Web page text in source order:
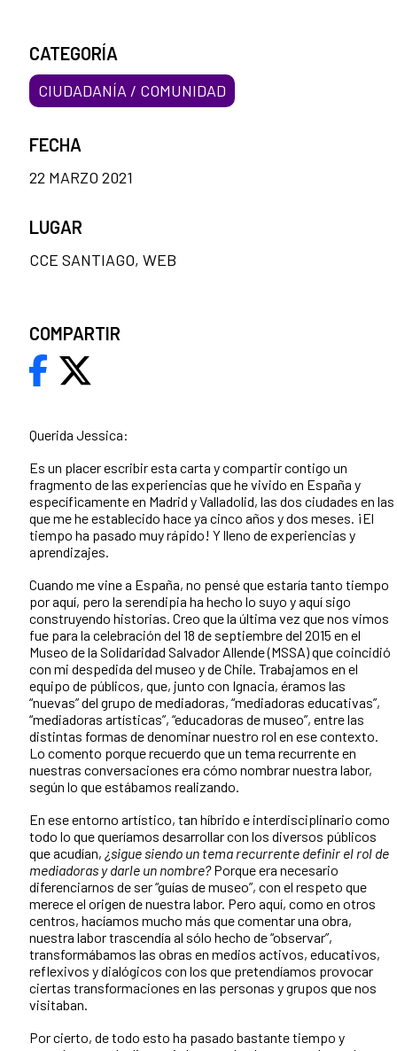
Querida Jessica:
Es un placer escribir esta carta y compartir contigo un
fragmento de las experiencias que he vivido en España y
específicamente en Madrid y Valladolid, las dos ciudades en las
que me he establecido hace ya cinco años y dos meses. ¡El
tiempo ha pasado muy rápido! Y lleno de experiencias y
aprendizajes.
Cuando me vine a España, no pensé que estaría tanto tiempo
por aquí, pero la serendipia ha hecho lo suyo y aquí sigo
construyendo historias. Creo que la última vez que nos vimos
fue para la celebración del 18 de septiembre del 2015 en el
Museo de la Solidaridad Salvador Allende (MSSA) que coincidió
con mi despedida del museo y de Chile. Trabajamos en el
equipo de públicos, que, junto con Ignacia, éramos las
“nuevas” del grupo de mediadoras, “mediadoras educativas”,
“mediadoras artísticas”, “educadoras de museo”, entre las
distintas formas de denominar nuestro rol en ese contexto.
Lo comento porque recuerdo que un tema recurrente en
nuestras conversaciones era cómo nombrar nuestra labor,
según lo que estábamos realizando.
En ese entorno artístico, tan híbrido e interdisciplinario como
todo lo que queríamos desarrollar con los diversos públicos
que acudían, ¿sigue siendo un tema recurrente definir el rol de
mediadoras y darle un nombre?Porque era necesario
diferenciarnos de ser “guías de museo”, con el respeto que
merece el origen de nuestra labor. Pero aquí, como en otros
centros, hacíamos mucho más que comentar una obra,
nuestra labor trascendía al sólo hecho de “observar”,
transformábamos las obras en medios activos, educativos,
reflexivos y dialógicos con los que pretendíamos provocar
ciertas transformaciones en las personas y grupos que nos
visitaban.
Por cierto, de todo esto ha pasado bastante tiempo y
CATEGORÍA
CIUDADANÍA / COMUNIDAD
FECHA
22 MARZO 2021
LUGAR
CCE SANTIAGO, WEB
COMPARTIR